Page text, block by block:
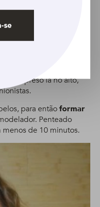
, preso lá no alto,
para entãoformar
Penteado
de 10 minutos.
se